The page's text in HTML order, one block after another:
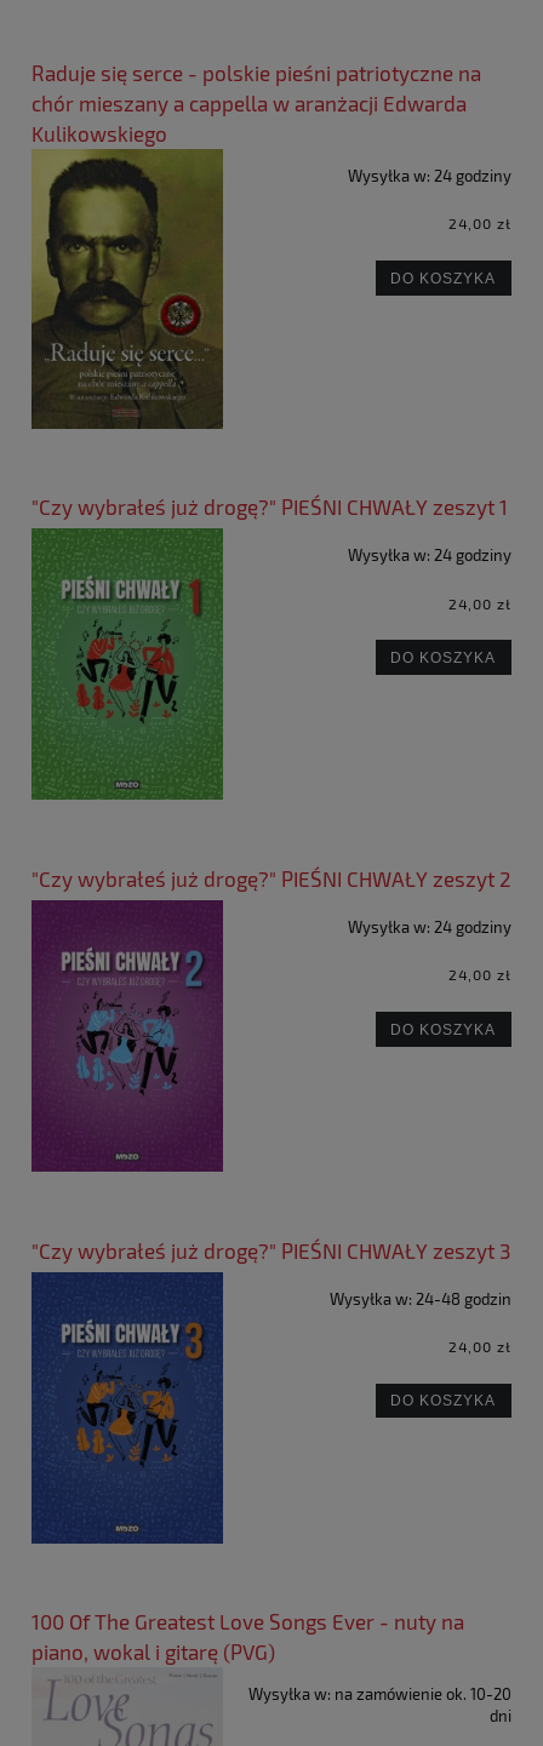
Raduje się serce - polskie pieśni patriotyczne na
chór mieszany a cappella w aranżacji Edwarda
Kulikowskiego
Wysyłka w: 24 godziny
24,00 zł
DO KOSZYKA
"Czy wybrałeś już drogę?" PIEŚNI CHWAŁY zeszyt 1
Wysyłka w: 24 godziny
24,00 zł
DO KOSZYKA
"Czy wybrałeś już drogę?" PIEŚNI CHWAŁY zeszyt 2
Wysyłka w: 24 godziny
24,00 zł
DO KOSZYKA
"Czy wybrałeś już drogę?" PIEŚNI CHWAŁY zeszyt 3
Wysyłka w: 24-48 godzin
24,00 zł
DO KOSZYKA
100 Of The Greatest Love Songs Ever - nuty na
piano, wokal i gitarę (PVG)
Wysyłka w: na zamówienie ok. 10-20
dni